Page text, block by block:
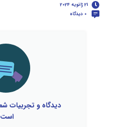
21 ژانویه 2024
0 دیدگاه
دیدگاه و تجربیات